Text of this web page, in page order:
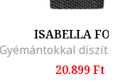
ISABELLA
Gyémántokkal
20.899 Ft